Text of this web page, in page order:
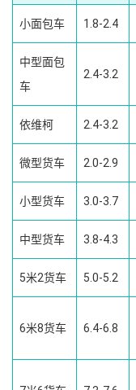
小面包车 1.8-2.4
中型面包
车
2.4-3.2
依维柯 2.4-3.2
微型货车 2.0-2.9
小型货车 3.0-3.7
中型货车 3.8-4.3
5米2货车 5.0-5.2
6米8货车 6.4-6.8